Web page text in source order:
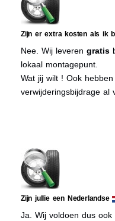
Zijn er extra kosten als ik
Nee. Wij leveren gratis
lokaal montagepunt.
Wat jij wilt ! Ook
verwijderingsbijdrage al
Zijn jullie een Nederlandse
Ja. Wij voldoen dus